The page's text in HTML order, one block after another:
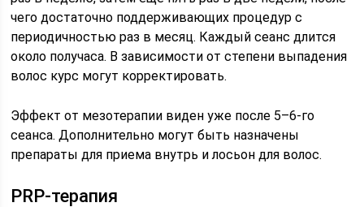
чего достаточно поддерживающих процедур с
периодичностью раз в месяц. Каждый сеанс длится
около получаса. В зависимости от степени выпадения
волос курс могут корректировать.
Эффект от мезотерапии виден уже после 5–6-го
сеанса. Дополнительно могут быть назначены
препараты для приема внутрь и лосьон для волос.
PRP-терапия